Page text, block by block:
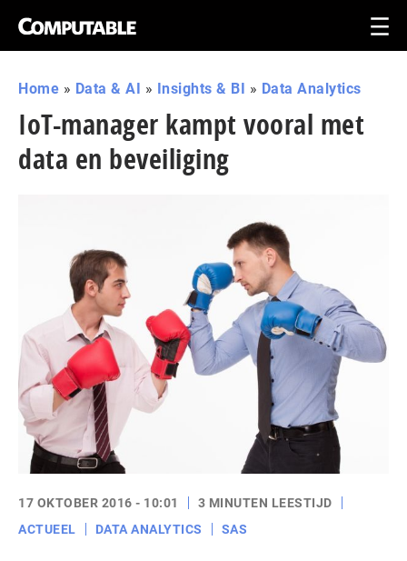
Home » Data & AI » Insights & BI » Data Analytics
IoT-manager kampt vooral met
data en beveiliging
17 OKTOBER 2016 - 10:01
3 MINUTEN LEESTIJD
ACTUEEL
DATA ANALYTICS SAS